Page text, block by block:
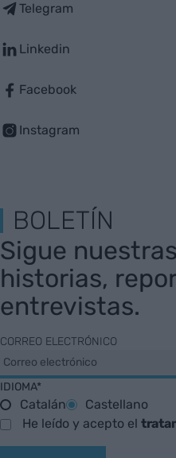
Telegram
Linkedin
Facebook
Instagram
BOLETÍN
Sigue
historias,
entrevistas.
CORREO ELECTRÓNICO
IDIOMA*
Catalán
Castellano
He leído y acepto el